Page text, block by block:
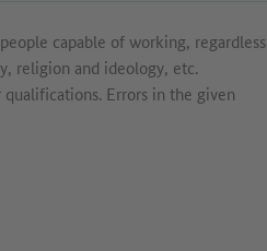
capable of working, regardless
religion and ideology, etc.
Errors in the given